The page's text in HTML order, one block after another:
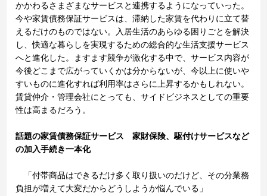
かかわるさまざまなサービスと連携するようになっていった。
今や家賃債務保証サービスは、滞納した家賃を代わりに立て替
えるだけのものではない。入居生活のあらゆる困りごとを解決
し、快適な暮らしを実現するための総合的な生活支援サービス
へと進化した。ますます競争が激化する中で、サービス内容が
今後どこまで広がっていくかは分からないが、今以上に使いや
すいものに進化すれば利用率はさらに上昇するかもしれない。
賃貸仲介・管理会社にとっても、サイドビジネスとしての重要
性は高まるだろう。
話題の家賃債務保証サービス 家財保険、駆付けサービスなど
の加入手続き一本化
「付帯商品はできるだけ多く取り扱いのだけど、その分業務
負担が増えて大変だからどうしようか悩んでいる」